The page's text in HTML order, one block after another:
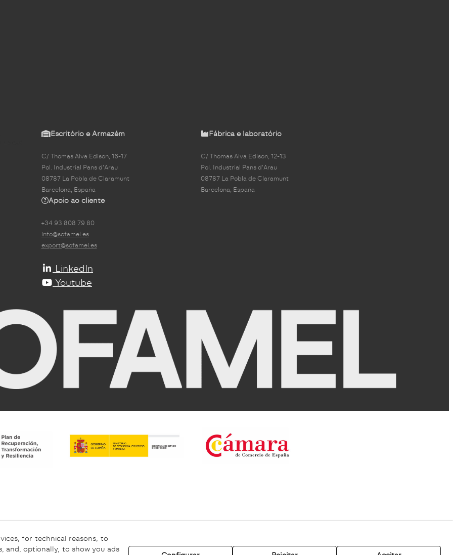
Escritório e Armazém
C/ Thomas Alva Edison, 16-17
Pol. Industrial Pans d'Arau
08787 La Pobla de Claramunt
Barcelona, España
Fábrica e laboratório
C/ Thomas Alva Edison, 12-13
Pol. Industrial Pans d'Arau
08787 La Pobla de Claramunt
Barcelona, España
Apoio ao cliente
+34 93 808 79 80
info@sofamel.es
export@sofamel.es
LinkedIn
Youtube
Aviso Legal Canal Ético
for technical reasons, to
and, optionally, to show you ads